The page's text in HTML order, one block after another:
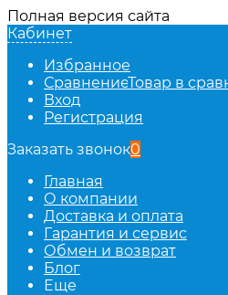
Полная версия сайта
Кабинет
Избранное
СравнениеТовар в
Вход
Регистрация
Заказать звонок0
Главная
О компании
Доставка и оплата
Гарантия и сервис
Обмен и возврат
Блог
Еще